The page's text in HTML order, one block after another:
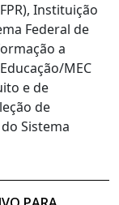
Instituição
Federal de
a
MEC
e de
de
Sistema